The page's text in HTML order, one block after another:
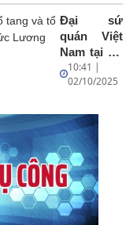
thống đặc
sắc của
cộng đồng
Yakutia tại
Vladivostok
(Nga)
Đại sứ
quán Việt
Nam tại Hà
Lan mở sổ
tang và tổ
nguyên
Chủ tịch
nước Trần
Đức
Lương
10:41 |
02/10/2025